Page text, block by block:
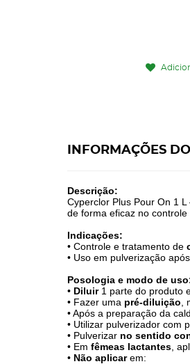
INFORMAÇÕES
Descrição:
Cyperclor Plus Pour On 1 L
de forma eficaz no
Indicações:
• Controle e tratamento de
• Uso em pulverização
Posologia e modo de
• Diluir1 parte do produto
• Fazer uma pré-diluição
• Após a preparação da
• Utilizar pulverizador com
• Pulverizar no sentido
• Em fêmeas lactantes ,
• Não aplicarem: